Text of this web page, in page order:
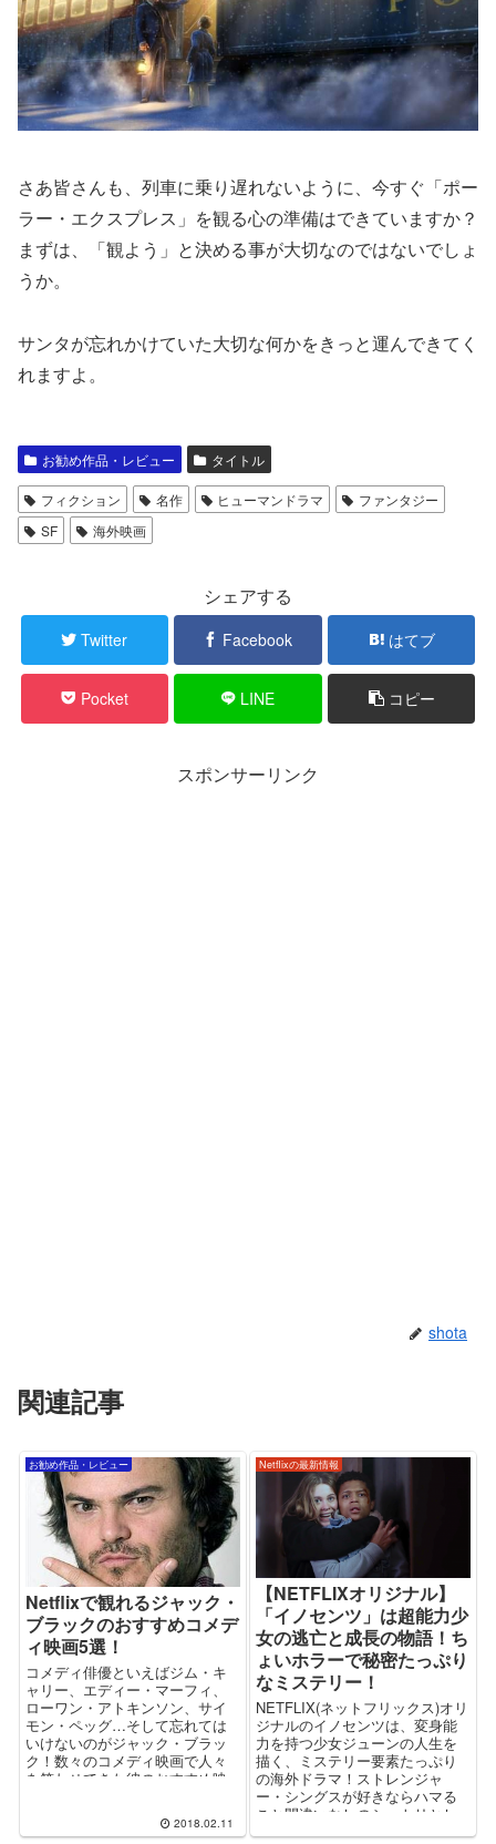
さあ皆さんも、列車に乗り遅れないように、今すぐ「ポー
ラー・エクスプレス」を観る心の準備はできていますか？
まずは、「観よう」と決める事が大切なのではないでしょ
うか。
サンタが忘れかけていた大切な何かをきっと運んできてく
れますよ。
お勧め作品・レビュー タイトル
フィクション 名作 ヒューマンドラマ
ファンタジー
SF
海外映画
シェアする
Twitter Facebook はてブ
Pocket LINE コピー
スポンサーリンク
shota
関連記事
お勧め作品・レビュー
Netflixで観れるジャック・
ブラックのおすすめコメデ
ィ映画5選！
コメディ俳優といえばジム・キ
ャリー、エディー・マーフィ、
ローワン・アトキンソン、サイ
モン・ペッグ…そして忘れては
いけないのがジャック・ブラッ
ク！数々のコメディ映画で人々
を笑わせてきた彼のおすすめ映
2018.02.11
Netflixの最新情報
【NETFLIXオリジナル】
「イノセンツ」は超能力少
女の逃亡と成長の物語！ち
ょいホラーで秘密たっぷり
なミステリー！
NETFLIX(ネットフリックス)オリ
ジナルのイノセンツは、変身能
力を持つ少女ジューンの人生を
描く、ミステリー要素たっぷり
の海外ドラマ！ストレンジャ
ー・シングスが好きならハマる
こと間違いなしのシットリとし
た怖さがくせになります！